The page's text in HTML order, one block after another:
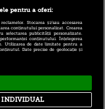
Politica de Cookie|
| RSS
pentru a oferi:
Stocarea și/sau accesarea
conținutului personalizat. Crearea
publicității personalizate.
conținutului. Înțelegerea
Utilizarea de date limitate pentru a
Date precise de geolocație și
INDIVIDUAL